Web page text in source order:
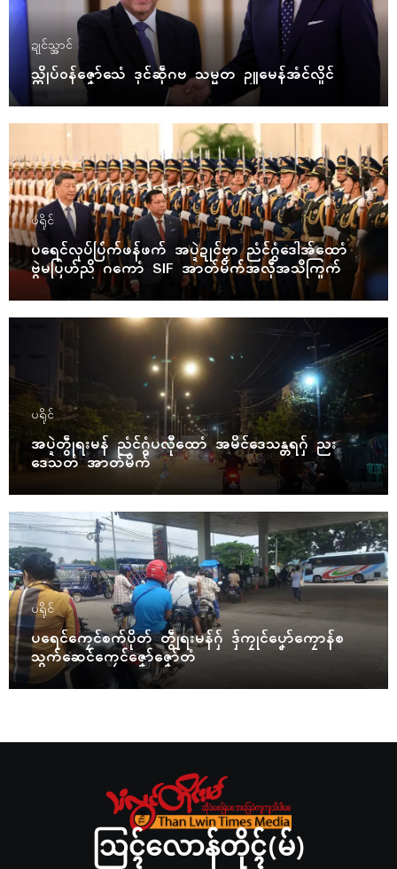
ဍုၚ်သ္အာၚ်
သ္ကိုပ်ဝန်ဇၞော်သေံ ဒုၚ်ဆဵုဂဗ သမ္မတ ဥူမေန်အံၚ်လှိုၚ်
ပရိုၚ်
ပရေၚ်လုပ်ပြံက်ဖန်ဖက် အပ္ဍဲဍုၚ်ဗၟာ ညံၚ်ဂွံဒေါအ်ထောံ
ဗွဲမပြဟ်ညိ ဂကောံ SIF အာတ်မိက်အလဵုအသဳကြုက်
ပရိုၚ်
အပ္ဍဲတွဵုရးမန် ညံၚ်ဂွံပလီုထောံ အမိၚ်ဒေသန္တရဂှ် ညး
ဒေသတံ အာတ်မိက်
ပရိုၚ်
ပရေၚ်ကၠေၚ်စက်ပိုတ် တွဵုရးမန်ဂှ် ဒှ်ကၠုၚ်ပၞော်ကၠောန်စ
သွက်ဆေၚ်ကၠေၚ်ဇၞော်ဇၞော်တံ
ဩၚ်လောန်တိုၚ်(မ်)